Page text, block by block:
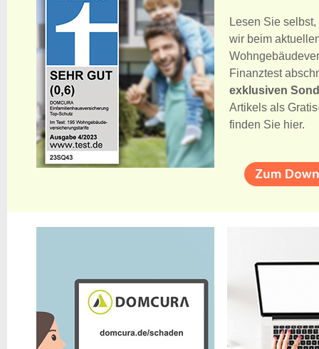
Lesen Sie
wir beim
Finanztest
exklusiven
Artikels als
finden Sie hier.